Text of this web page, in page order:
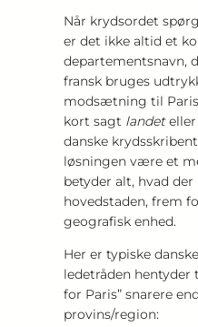
Når krydsordet
er det ikke altid et
departementsnavn,
fransk bruges
modsætning til
kort sagt landeteller
danske
løsningen være et
betyder alt, hvad
hovedstaden, frem
geografisk enhed.
Her er typiske
ledetråden hentyder
for Paris” snarere
provins/region: